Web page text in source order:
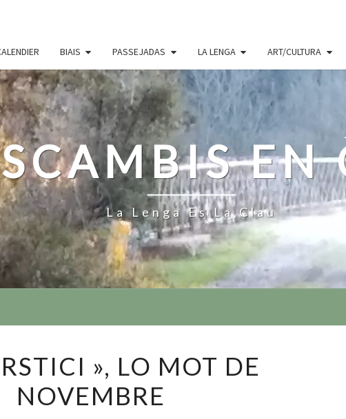
BIAIS PASSEJADAS LA LENGA ART/CULTURA
EN
La Lenga Es La Clau
LO
MOT
DE
», LO MOT DE
NOVEMBRE